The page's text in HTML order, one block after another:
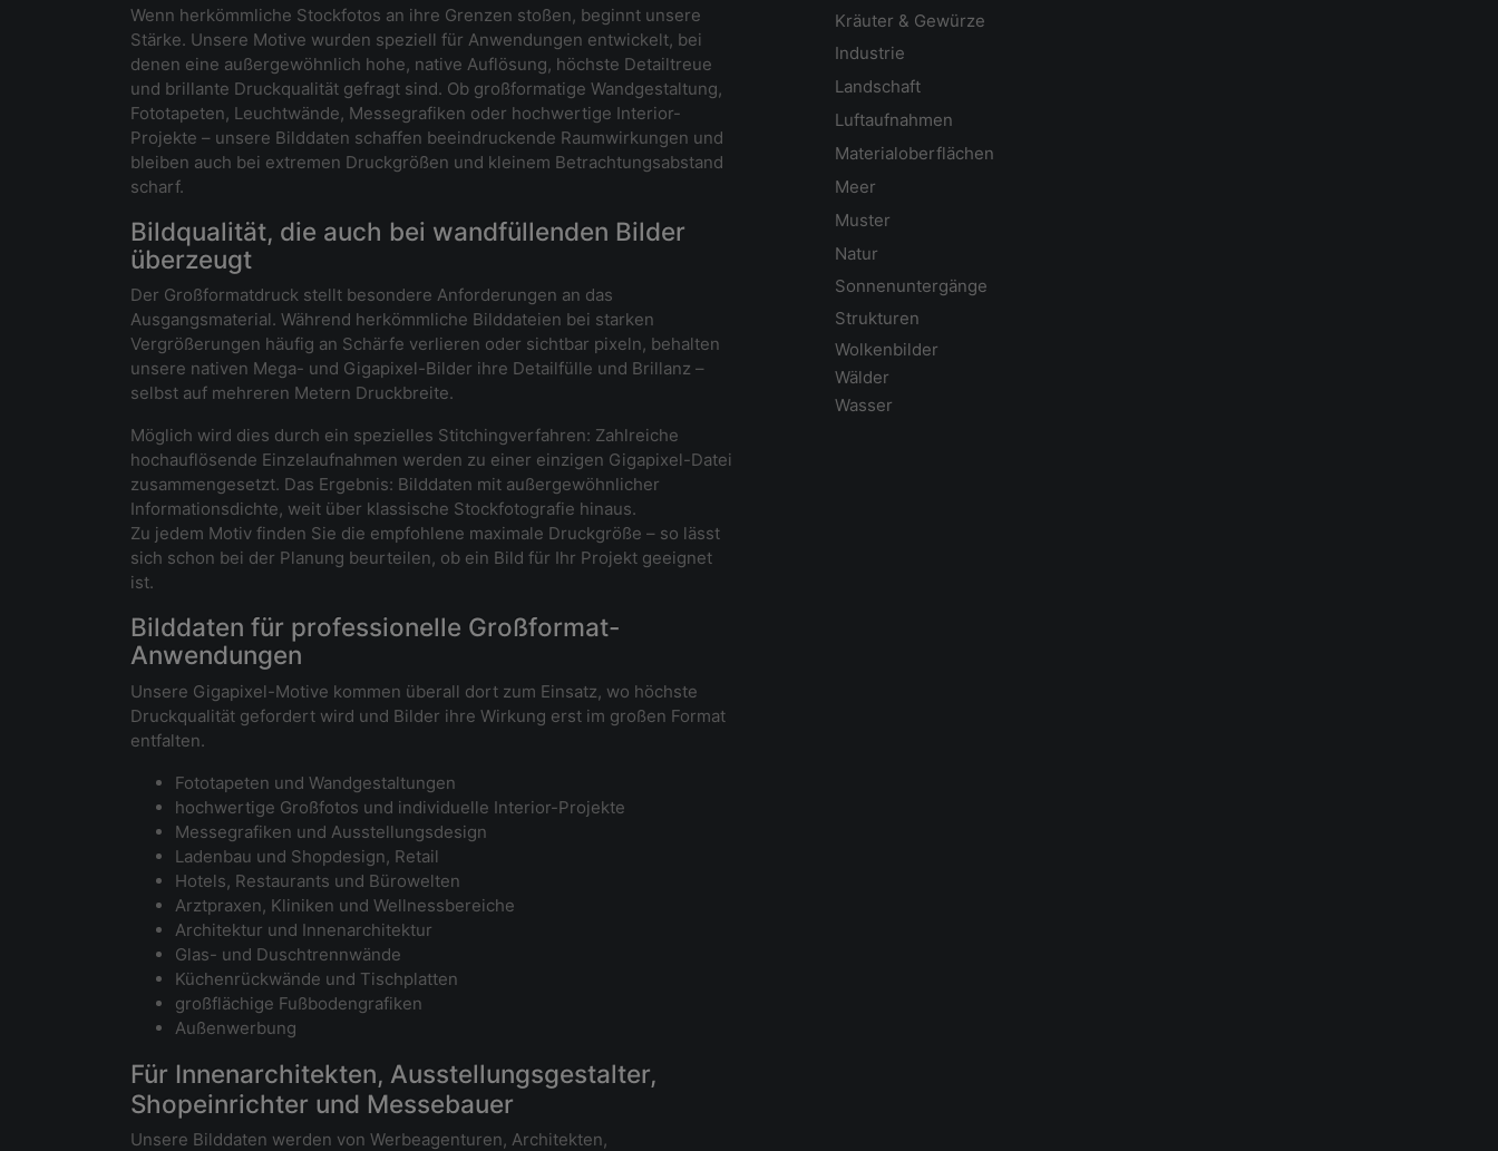
Wenn herkömmliche Stockfotos an ihre Grenzen stoßen, beginnt unsere
Stärke. Unsere Motive wurden speziell für Anwendungen entwickelt, bei
denen eine außergewöhnlich hohe, native Auflösung, höchste Detailtreue
und brillante Druckqualität gefragt sind. Ob großformatige Wandgestaltung,
Fototapeten, Leuchtwände, Messegrafiken oder hochwertige Interior-
Projekte – unsere Bilddaten schaffen beeindruckende Raumwirkungen und
bleiben auch bei extremen Druckgrößen und kleinem Betrachtungsabstand
scharf.
Bildqualität, die auch bei wandfüllenden Bilder
überzeugt
Der Großformatdruck stellt besondere Anforderungen an das
Ausgangsmaterial. Während herkömmliche Bilddateien bei starken
Vergrößerungen häufig an Schärfe verlieren oder sichtbar pixeln, behalten
unsere nativen Mega- und Gigapixel-Bilder ihre Detailfülle und Brillanz –
selbst auf mehreren Metern Druckbreite.
Möglich wird dies durch ein spezielles Stitchingverfahren: Zahlreiche
hochauflösende Einzelaufnahmen werden zu einer einzigen Gigapixel-Datei
zusammengesetzt. Das Ergebnis: Bilddaten mit außergewöhnlicher
Informationsdichte, weit über klassische Stockfotografie hinaus.
Zu jedem Motiv finden Sie die empfohlene maximale Druckgröße – so lässt
sich schon bei der Planung beurteilen, ob ein Bild für Ihr Projekt geeignet
ist.
Bilddaten für professionelle Großformat-
Anwendungen
Unsere Gigapixel-Motive kommen überall dort zum Einsatz, wo höchste
Druckqualität gefordert wird und Bilder ihre Wirkung erst im großen Format
entfalten.
Fototapeten und Wandgestaltungen
hochwertige Großfotos und individuelle Interior-Projekte
Messegrafiken und Ausstellungsdesign
Ladenbau und Shopdesign, Retail
Hotels, Restaurants und Bürowelten
Arztpraxen, Kliniken und Wellnessbereiche
Architektur und Innenarchitektur
Glas- und Duschtrennwände
Küchenrückwände und Tischplatten
großflächige Fußbodengrafiken
Außenwerbung
Für Innenarchitekten, Ausstellungsgestalter,
Shopeinrichter und Messebauer
Unsere Bilddaten werden von Werbeagenturen, Architekten,
Kräuter & Gewürze
Industrie
Landschaft
Luftaufnahmen
Materialoberflächen
Meer
Muster
Natur
Sonnenuntergänge
Strukturen
Wolkenbilder
Wälder
Wasser